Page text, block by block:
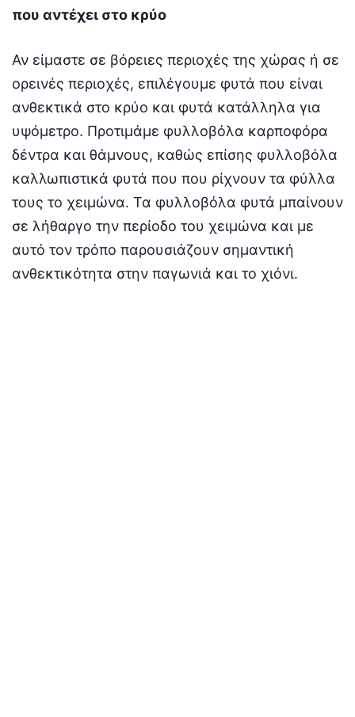
που αντέχει στο κρύο
Αν είμαστε σε βόρειες περιοχές της χώρας ή σε
ορεινές περιοχές, επιλέγουμε φυτά που είναι
ανθεκτικά στο κρύο και φυτά κατάλληλα για
υψόμετρο. Προτιμάμε φυλλοβόλα καρποφόρα
δέντρα και θάμνους, καθώς επίσης φυλλοβόλα
καλλωπιστικά φυτά που που ρίχνουν τα φύλλα
τους το χειμώνα. Τα φυλλοβόλα φυτά μπαίνουν
σε λήθαργο την περίοδο του χειμώνα και με
αυτό τον τρόπο παρουσιάζουν σημαντική
ανθεκτικότητα στην παγωνιά και το χιόνι.